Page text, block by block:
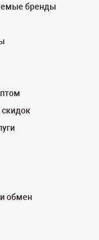
бренды
обмен